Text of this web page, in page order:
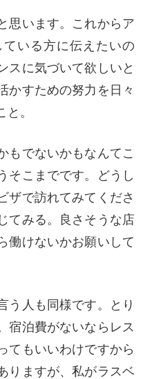
思います。これからア
いる方に伝えたいの
スに気づいて欲しいと
かすための努力を日々
。
もでないかもなんてこ
そこまでです。どうし
ザで訪れてみてくださ
てみる。良さそうな店
働けないかお願いして
う人も同様です。とり
宿泊費がないならレス
てもいいわけですから
りますが、私がラスベ